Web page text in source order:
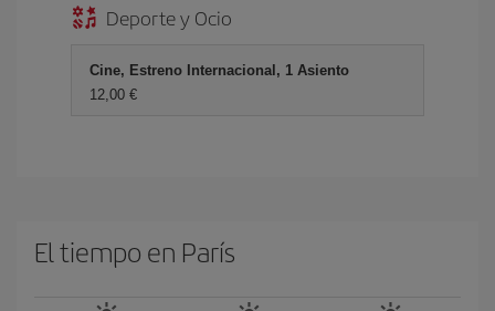
Deporte y Ocio
Cine, Estreno Internacional, 1 Asiento
12,00 €
El tiempo en París